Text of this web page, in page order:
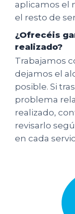
aplicamos el
el resto de
¿Ofrecéis
realizado?
Trabajamos
dejamos el
posible. Si
problema
realizado,
revisarlo
en cada